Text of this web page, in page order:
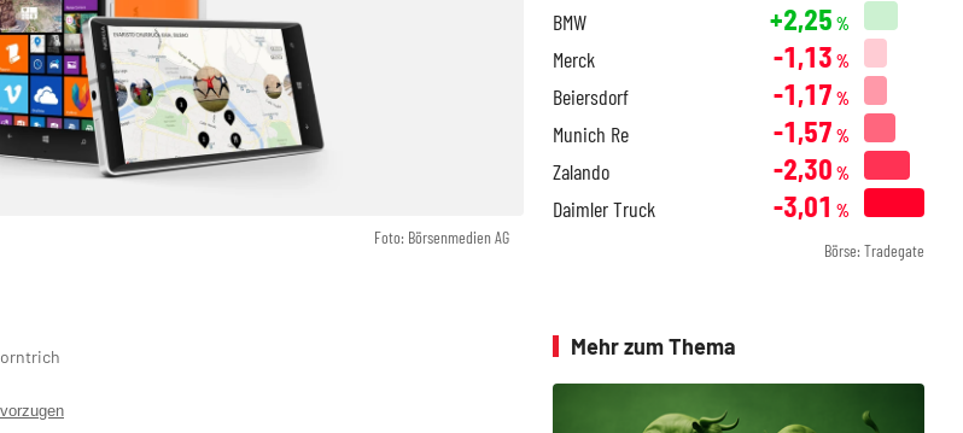
Foto: Börsenmedien AG
BMW +2,25 %
Merck -1,13 %
Beiersdorf -1,17 %
Munich Re -1,57 %
Zalando -2,30 %
Daimler Truck -3,01 %
Börse: Tradegate
Mehr zum Thema